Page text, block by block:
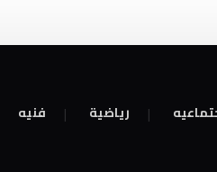
رياضية فنيه